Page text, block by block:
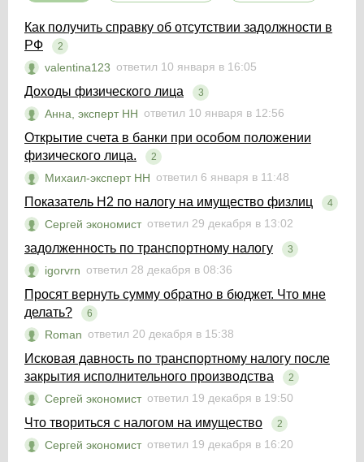
Как получить справку об отсутствии задолжности в
РФ
2
valentina123 ответил 10 января в 16:05
Доходы физического лица 3
Анна, эксперт НН ответил 10 января в 12:56
Открытие счета в банки при особом положении
физического лица.
2
Михаил-эксперт НН ответил 6 января в 11:48
Показатель Н2 по налогу на имущество физлиц 4
Сергей экономист ответил 29 декабря в 13:02
задолженность по транспортному налогу 3
igorvrn ответил 28 декабря в 08:36
Просят вернуть сумму обратно в бюджет. Что мне
делать?
6
Roman ответил 20 декабря в 15:38
Исковая давность по транспортному налогу после
закрытия исполнительного производства
2
Сергей экономист ответил 19 декабря в 19:50
Что твориться с налогом на имущество 2
Сергей экономист ответил 19 декабря в 16:20